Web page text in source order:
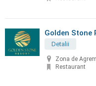
Golden Stone
Detalii
Zona de
Restaurant